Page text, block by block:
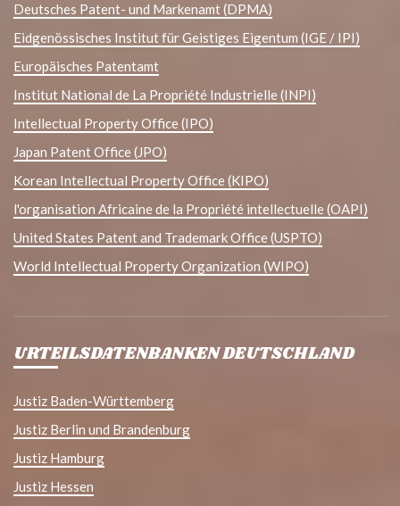
Deutsches Patent- und Markenamt (DPMA)
Eidgenössisches Institut für Geistiges Eigentum (IGE / IPI)
Europäisches Patentamt
Institut National de La Propriété Industrielle (INPI)
Intellectual Property Office (IPO)
Japan Patent Office (JPO)
Korean Intellectual Property Office (KIPO)
l'organisation Africaine de la Propriété intellectuelle (OAPI)
United States Patent and Trademark Office (USPTO)
World Intellectual Property Organization (WIPO)
URTEILSDATENBANKEN DEUTSCHLAND
Justiz Baden-Württemberg
Justiz Berlin und Brandenburg
Justiz Hamburg
Justiz Hessen